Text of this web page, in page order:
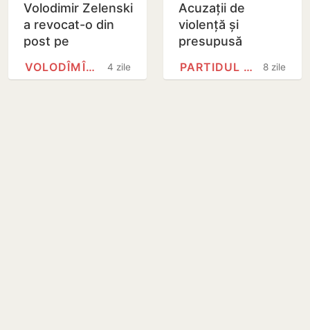
Volodimir Zelenski
a revocat-o din
post pe
ambasadoarea
Ucrainei în SUA4 zile
VOLODÎMÎR ZELENSKI
Acuzații de
violență și
presupusă
spune Poliția
8 zile
PARTIDUL ACȚIUNE ȘI…